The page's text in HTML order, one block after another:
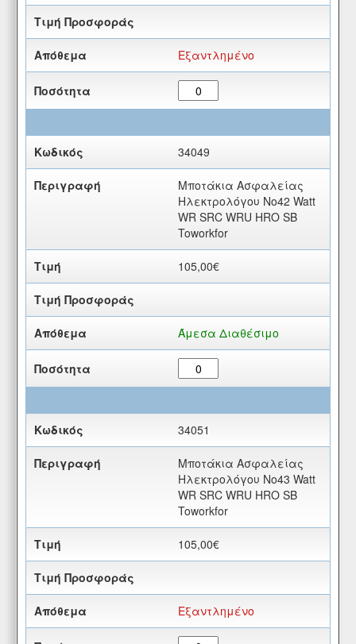
Εξαντλημένο
34049
Μποτάκια Ασφαλείας
Ηλεκτρολόγου Νο42 Watt
WR SRC WRU HRO SB
Toworkfor
105,00€
Άμεσα Διαθέσιμο
34051
Μποτάκια Ασφαλείας
Ηλεκτρολόγου Νο43 Watt
WR SRC WRU HRO SB
Toworkfor
105,00€
Εξαντλημένο